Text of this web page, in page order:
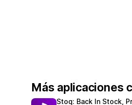
Más aplicaciones
Stoq: Back In Stock,